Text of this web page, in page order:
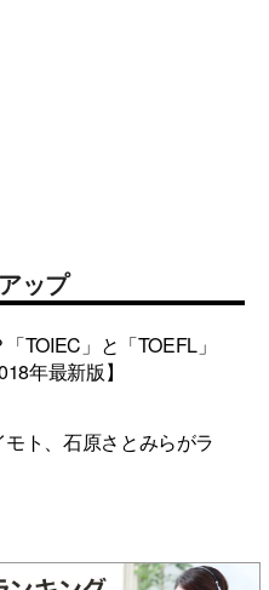
ップ
TOIEC」と「TOEFL」
年最新版】
ト、石原さとみらがラ